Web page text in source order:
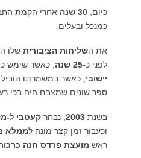
כיום,30 שנה אחרי הקמת
כמנכל ובעלים.
את השליחות הציבוריתשלו
לפני כ-25 שנה , כאשר שימש
יישובי, כאשר במשמרתו
ספר שונים שמצבם היה בכי
בשנת2003, נבחרקעטבי ל-
וכעבור זמן קצר מונה לממלא
ראש מועצת פרדס חנה